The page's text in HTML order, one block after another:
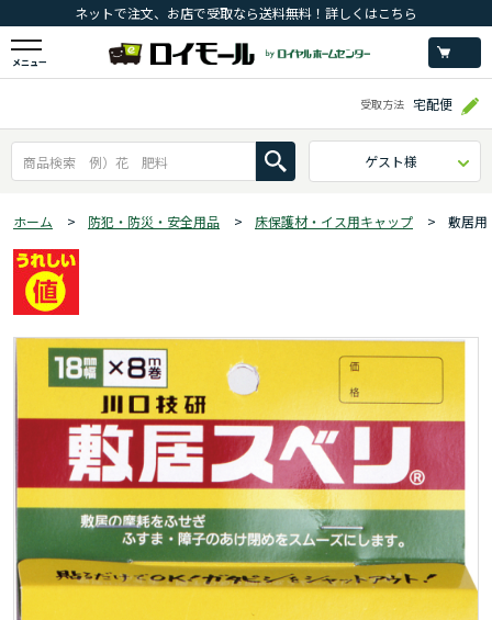
ネットで注文、お店で受取なら送料無料！詳しくはこちら
メニュー
受取方法 宅配便
ゲスト様
ホーム > 防犯・防災・安全用品 > 床保護材・イス用キャップ > 敷居